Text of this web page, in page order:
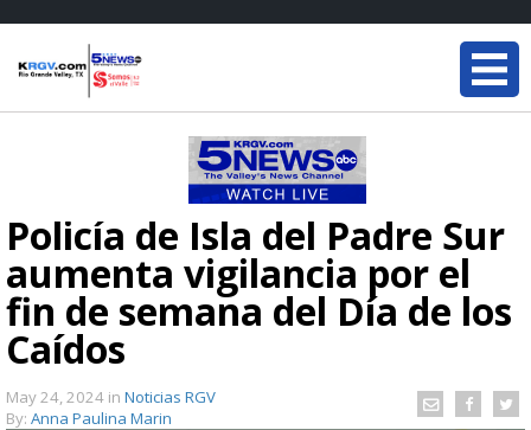
Policía de Isla del Padre Sur
aumenta vigilancia por el
fin de semana del Día de los
Caídos
May 24, 2024 in Noticias RGV
By: Anna Paulina Marin